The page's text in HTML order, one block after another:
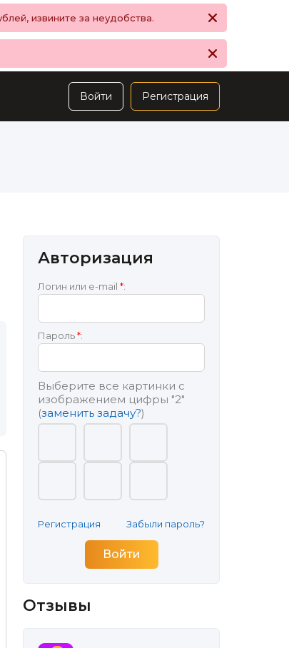
извините за неудобства.
Регистрация
Войти
Авторизация
Логин или e-mail *:
Пароль*:
Выберите все картинки с
изображением цифры "2"
(заменить задачу?)
Регистрация Забыли пароль?
Отзывы